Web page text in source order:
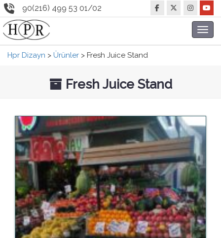
90(216) 499 53 01/02
Hpr Dizayn > Ürünler > Fresh Juice Stand
Fresh Juice Stand